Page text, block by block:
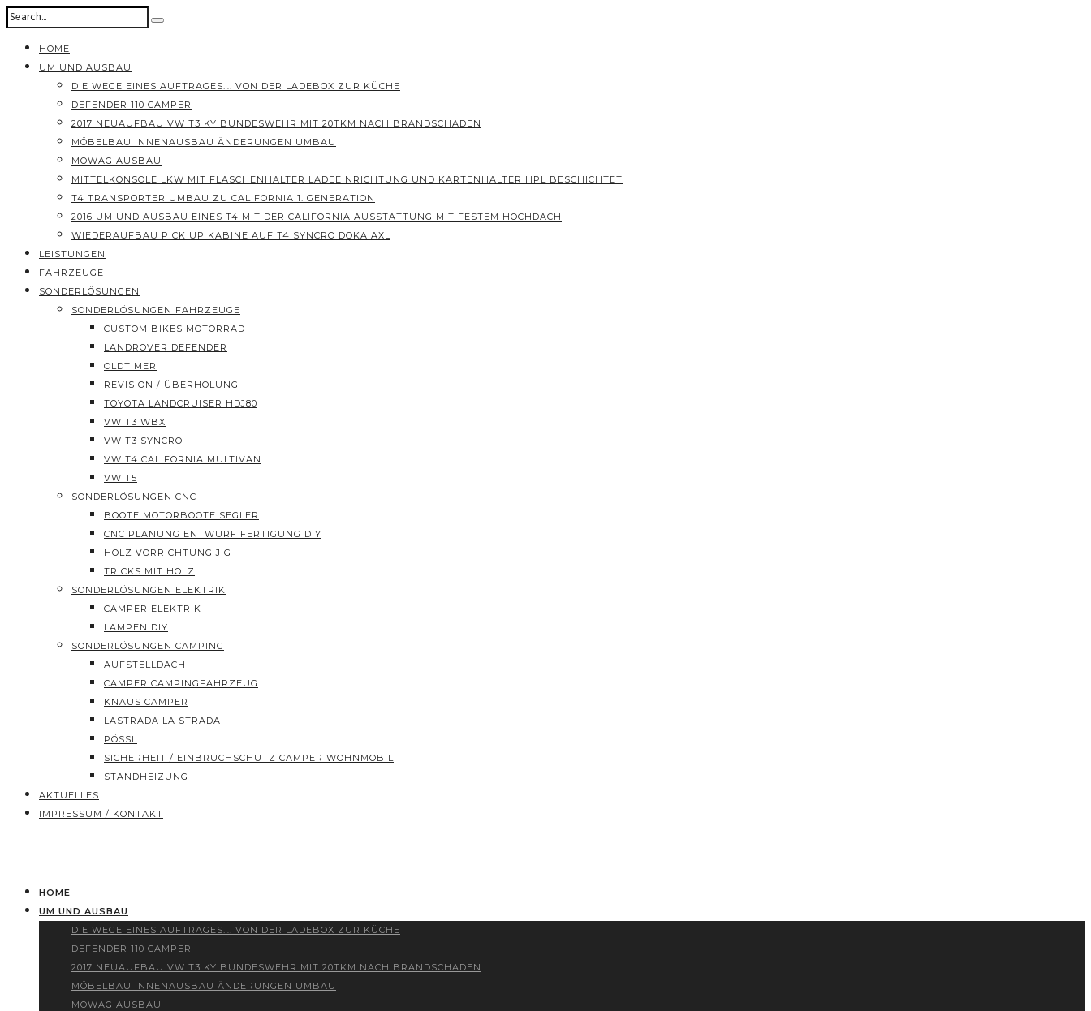
HOME
UM UND AUSBAU
DIE WEGE EINES AUFTRAGES…. VON DER LADEBOX ZUR KÜCHE
DEFENDER 110 CAMPER
2017 NEUAUFBAU VW T3 KY BUNDESWEHR MIT 20TKM NACH BRANDSCHADEN
MÖBELBAU INNENAUSBAU ÄNDERUNGEN UMBAU
MOWAG AUSBAU
MITTELKONSOLE LKW MIT FLASCHENHALTER LADEEINRICHTUNG UND KARTENHALTER HPL BESCHICHTET
T4 TRANSPORTER UMBAU ZU CALIFORNIA 1. GENERATION
2016 UM UND AUSBAU EINES T4 MIT DER CALIFORNIA AUSSTATTUNG MIT FESTEM HOCHDACH
WIEDERAUFBAU PICK UP KABINE AUF T4 SYNCRO DOKA AXL
LEISTUNGEN
FAHRZEUGE
SONDERLÖSUNGEN
SONDERLÖSUNGEN FAHRZEUGE
CUSTOM BIKES MOTORRAD
LANDROVER DEFENDER
OLDTIMER
REVISION / ÜBERHOLUNG
TOYOTA LANDCRUISER HDJ80
VW T3 WBX
VW T3 SYNCRO
VW T4 CALIFORNIA MULTIVAN
VW T5
SONDERLÖSUNGEN CNC
BOOTE MOTORBOOTE SEGLER
CNC PLANUNG ENTWURF FERTIGUNG DIY
HOLZ VORRICHTUNG JIG
TRICKS MIT HOLZ
SONDERLÖSUNGEN ELEKTRIK
CAMPER ELEKTRIK
LAMPEN DIY
SONDERLÖSUNGEN CAMPING
AUFSTELLDACH
CAMPER CAMPINGFAHRZEUG
KNAUS CAMPER
LASTRADA LA STRADA
PÖSSL
SICHERHEIT / EINBRUCHSCHUTZ CAMPER WOHNMOBIL
STANDHEIZUNG
AKTUELLES
IMPRESSUM / KONTAKT
HOME
UM UND AUSBAU
DIE WEGE EINES AUFTRAGES…. VON DER LADEBOX ZUR KÜCHE
DEFENDER 110 CAMPER
2017 NEUAUFBAU VW T3 KY BUNDESWEHR MIT 20TKM NACH BRANDSCHADEN
MÖBELBAU INNENAUSBAU ÄNDERUNGEN UMBAU
MOWAG AUSBAU